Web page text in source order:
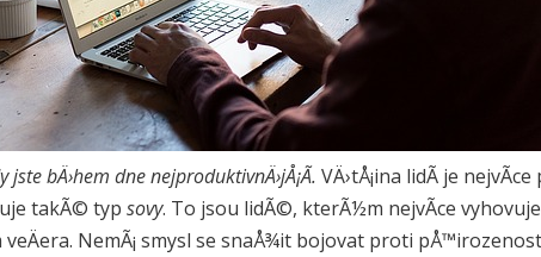
jste bÄ›hem dne nejproduktivnÄ›jÅ¡Ã­. VÄ›tÅ¡ina lidÃ­ je
takÃ© typ sovy. To jsou lidÃ©, kterÃ½m nejvÃ­ce vyhovuje
veÄera. NemÃ¡ smysl se snaÅ¾it bojovat proti